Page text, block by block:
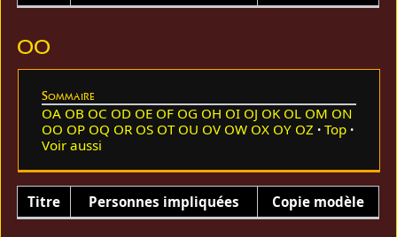
OO
Sommaire
OA OB OC OD OE OF OG OH OI OJ OK OL OM ON
OO OP OQ OR OS OT OU OV OW OX OY OZ
Top
Voir aussi
Titre Personnes impliquées Copie modèle